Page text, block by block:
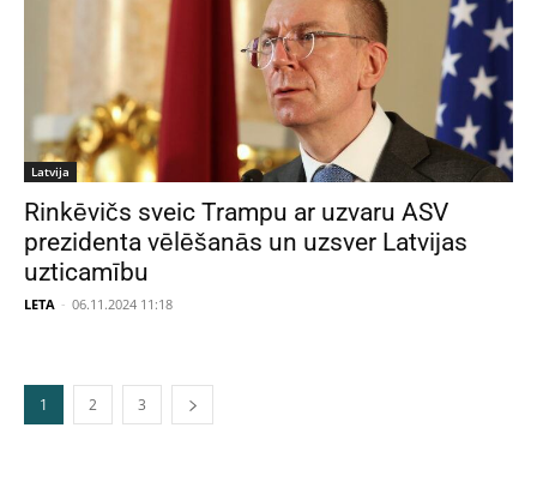
Latvija
Rinkēvičs sveic Trampu ar uzvaru ASV
prezidenta vēlēšanās un uzsver Latvijas
uzticamību
LETA - 06.11.2024 11:18
1 2 3